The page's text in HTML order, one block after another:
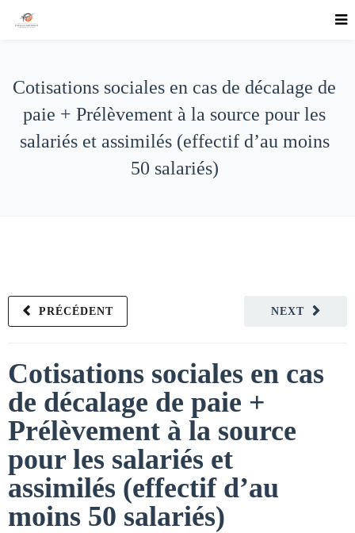
Cotisations sociales en cas de décalage de
paie + Prélèvement à la source pour les
salariés et assimilés (effectif d’au moins
50 salariés)
NEXT
PRÉCÉDENT
Cotisations sociales en cas
de décalage de paie +
Prélèvement à la source
pour les salariés et
assimilés (effectif d’au
moins 50 salariés)